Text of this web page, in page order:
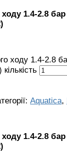
1.4-2.8 бар
ходу 1.4-2.8
Aquatica,
1.4-2.8 бар